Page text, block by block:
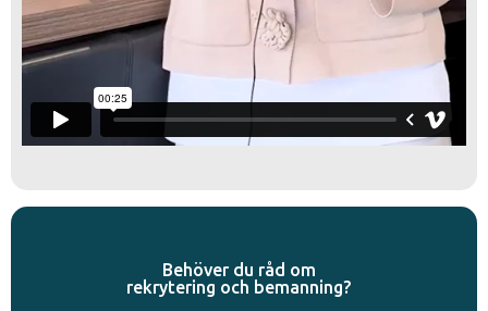
Behöver du råd om
rekrytering och bemanning?